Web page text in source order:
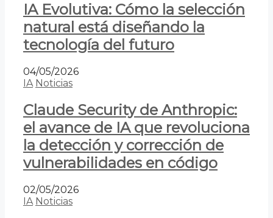
IA Evolutiva: Cómo la selección
natural está diseñando la
tecnología del futuro
04/05/2026
IA Noticias
Claude Security de Anthropic:
el avance de IA que revoluciona
la detección y corrección de
vulnerabilidades en código
02/05/2026
IA Noticias